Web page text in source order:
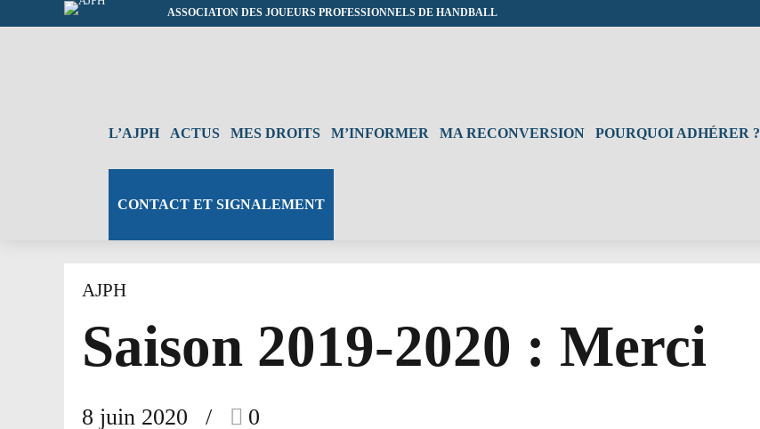
ASSOCIATON DES JOUEURS PROFESSIONNELS DE HANDBALL
L’AJPH ACTUS MES DROITS M’INFORMER MA RECONVERSION POURQUOI ADHÉRER ?
CONTACT ET SIGNALEMENT
AJPH
Saison 2019-2020 : Merci
8 juin 2020 0